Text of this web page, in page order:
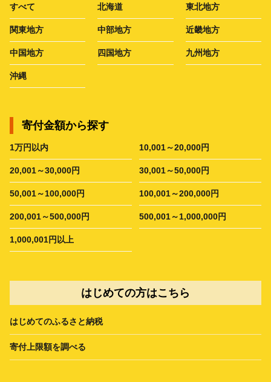
すべて 北海道 東北地方
関東地方 中部地方 近畿地方
中国地方 四国地方 九州地方
沖縄
寄付金額から探す
1万円以内 10,001～20,000円
20,001～30,000円 30,001～50,000円
50,001～100,000円 100,001～200,000円
200,001～500,000円 500,001～1,000,000円
1,000,001円以上
はじめての方はこちら
はじめてのふるさと納税
寄付上限額を調べる